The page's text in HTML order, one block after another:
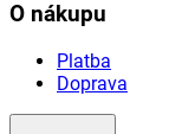
O nákupu
Platba
Doprava